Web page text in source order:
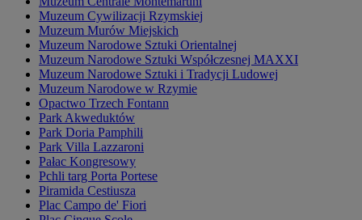
Muzeum Cywilizacji Rzymskiej
Muzeum Murów Miejskich
Muzeum Narodowe Sztuki Orientalnej
Muzeum Narodowe Sztuki Współczesnej MAXXI
Muzeum Narodowe Sztuki i Tradycji Ludowej
Muzeum Narodowe w Rzymie
Opactwo Trzech Fontann
Park Akweduktów
Park Doria Pamphili
Park Villa Lazzaroni
Pałac Kongresowy
Pchli targ Porta Portese
Piramida Cestiusza
Plac Campo de' Fiori